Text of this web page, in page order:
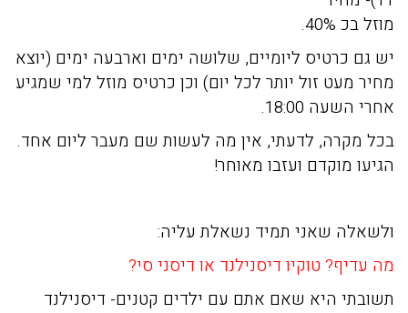
מוזל בכ 40%.
יש גם כרטיס ליומיים, שלושה ימים וארבעה ימים (יוצא
מחיר מעט זול יותר לכל יום) וכן כרטיס מוזל למי שמגיע
אחרי השעה 18:00.
בכל מקרה, לדעתי, אין מה לעשות שם מעבר ליום אחד.
הגיעו מוקדם ועזבו מאוחר!
ולשאלה שאני תמיד נשאלת עליה:
מה עדיף? טוקיו דיסנילנד או דיסני סי?
תשובתי היא שאם אתם עם ילדים קטנים- דיסנילנד